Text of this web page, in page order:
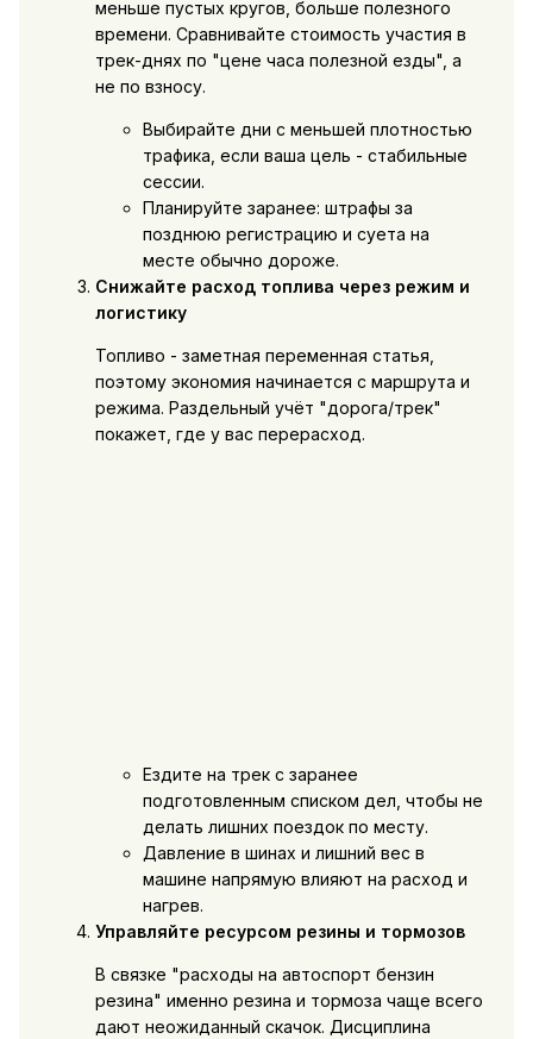
меньше пустых кругов, больше полезного
времени. Сравнивайте стоимость участия в
трек-днях по "цене часа полезной езды", а
не по взносу.
Выбирайте дни с меньшей плотностью
трафика, если ваша цель - стабильные
сессии.
Планируйте заранее: штрафы за
позднюю регистрацию и суета на
месте обычно дороже.
Снижайте расход топлива через режим и
логистику
Топливо - заметная переменная статья,
поэтому экономия начинается с маршрута и
режима. Раздельный учёт "дорога/трек"
покажет, где у вас перерасход.
Ездите на трек с заранее
подготовленным списком дел, чтобы не
делать лишних поездок по месту.
Давление в шинах и лишний вес в
машине напрямую влияют на расход и
нагрев.
Управляйте ресурсом резины и тормозов
В связке "расходы на автоспорт бензин
резина" именно резина и тормоза чаще всего
дают неожиданный скачок. Дисциплина